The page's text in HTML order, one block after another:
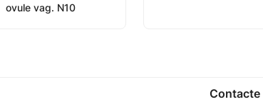
ovule vag. N10
Contacte